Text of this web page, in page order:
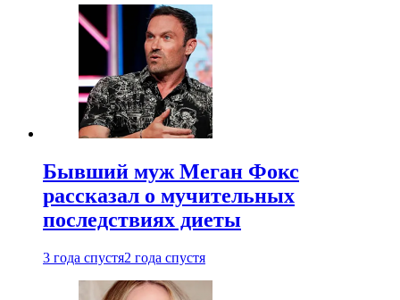
Бывший муж Меган Фокс
рассказал о мучительных
последствиях диеты
3 года спустя2 года спустя